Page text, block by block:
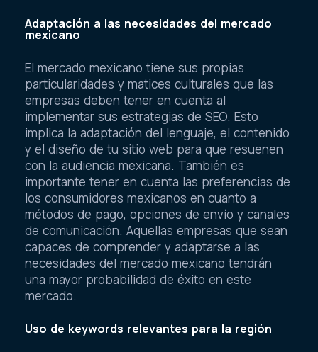
Adaptación a las necesidades del mercado
mexicano
El mercado mexicano tiene sus propias
particularidades y matices culturales que las
empresas deben tener en cuenta al
implementar sus estrategias de SEO. Esto
implica la adaptación del lenguaje, el contenido
y el diseño de tu sitio web para que resuenen
con la audiencia mexicana. También es
importante tener en cuenta las preferencias de
los consumidores mexicanos en cuanto a
métodos de pago, opciones de envío y canales
de comunicación. Aquellas empresas que sean
capaces de comprender y adaptarse a las
necesidades del mercado mexicano tendrán
una mayor probabilidad de éxito en este
mercado.
Uso de keywords relevantes para la región